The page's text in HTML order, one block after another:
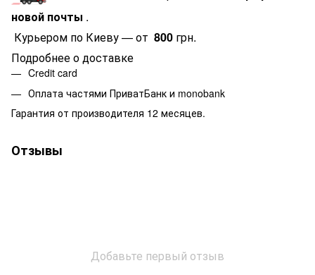
новой почты .
Курьером по Киеву — от 800 грн.
Подробнее о доставке
Credit card
Оплата частями ПриватБанк и monobank
Гарантия от производителя 12 месяцев.
Отзывы
Добавьте первый отзыв